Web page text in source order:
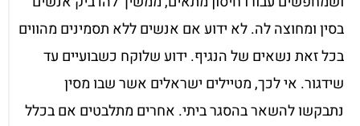
בסין ומחוצה לה. לא ידוע אם אנשים ללא תסמינים מהווים
בכל זאת נשאים של הנגיף. ידוע שלוקח כשבועיים עד
שידגור. אי לכך, מטיילים ישראלים אשר שבו מסין
נתבקשו להשאר בהסגר ביתי. אחרים מתלבטים אם בכלל